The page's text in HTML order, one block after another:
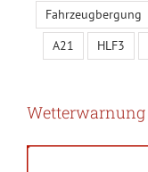
Fahrzeugbergung
A21
HLF3
Wetterwarnung